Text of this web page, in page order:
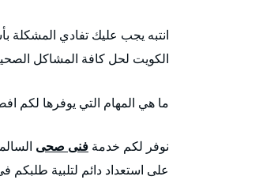
انتبه يجب عليك تفادي
الكويت لحل كافة المشاكل
ما هي المهام التي يوفرها لكم
نوفر لكم خدمة فنى صحى
على استعداد دائم لتلبية